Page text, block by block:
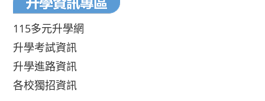
115多元升學網
升學考試資訊
升學進路資訊
各校獨招資訊